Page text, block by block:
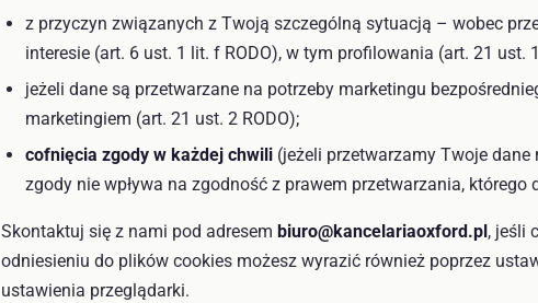
z przyczyn związanych z Twoją szczególną sytuacją – wobec
interesie (art. 6 ust. 1 lit. f RODO), w tym profilowania (art. 21 ust.
jeżeli dane są przetwarzane na potrzeby marketingu
marketingiem (art. 21 ust. 2 RODO);
cofnięcia zgody w każdej chwili (jeżeli przetwarzamy Twoje
zgody nie wpływa na zgodność z prawem przetwarzania,
Skontaktuj się z nami pod adresem biuro@kancelariaoxford.pl , jeśli
odniesieniu do plików cookies możesz wyrazić również poprzez
ustawienia przeglądarki.